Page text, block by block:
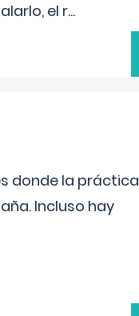
el r...
donde la práctica
Incluso hay